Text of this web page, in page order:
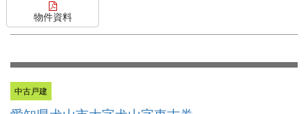
物件資料
中古戸建